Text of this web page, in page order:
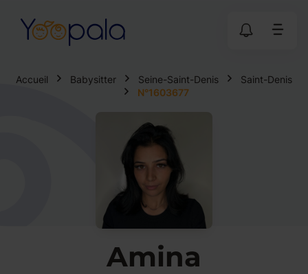
Accueil Babysitter Seine-Saint-Denis
Saint-Denis
N°1603677
Amina